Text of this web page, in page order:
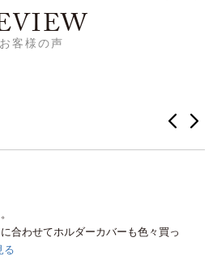
お客様の声
合わせてホルダーカバーも色々買っ
る